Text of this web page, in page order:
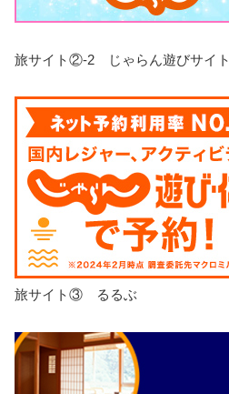
旅サイト②-2 じゃらん遊びサイト
旅サイト③ るるぶ